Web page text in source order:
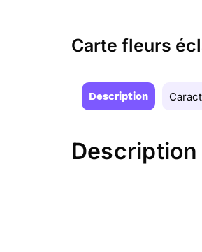
Carte fleurs
Description
Description